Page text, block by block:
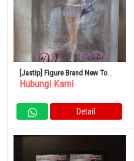
[Jastip] Figure Brand New To
Love-Ru Darkness Momo Baby
Hubungi Kami
Detail